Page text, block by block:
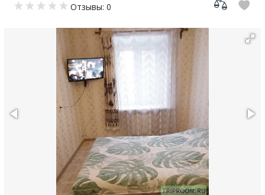
объявление
Отзывы: 0